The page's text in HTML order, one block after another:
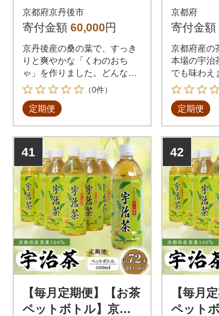
ちゃ】配送箱24本入×
全3回
京都府京丹後市
寄付金額 60,000円
京丹後産の桑の葉で、すっき
りと爽やかな「くわのおち
ゃ」を作りました。どんなお
食事ともよく合います。
（0件）
定期便
産 宇治
ル
京都府
寄付金額
京都府産の
本場の宇治
でも味わえ
定期便
41
【毎月定期便】【お茶
ペットボトル】京都
42
【毎月
ペット